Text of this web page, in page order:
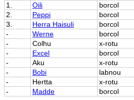
1.
Oili borcol
2.
Peppi borcol
3.
Herra Haisuli borcol
-
Werne borcol
-
Colhu x-rotu
-
Excel borcol
-
Aku x-rotu
-
Bobi labnou
-
Hertta x-rotu
-
Madde borcol